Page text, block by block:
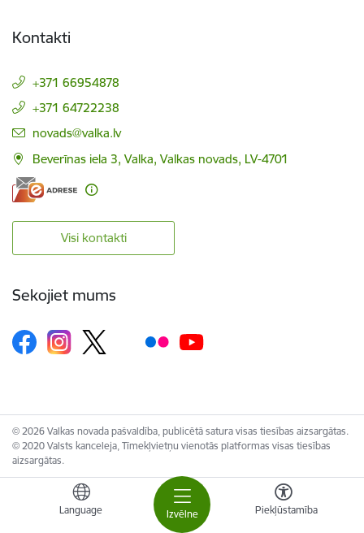
Izvēlne
Language Piekļūstamība
Kontakti
+371 66954878
+371 64722238
E-pasts:
novads@valka.lv
Beverīnas iela 3, Valka, Valkas novads, LV-4701
Visi kontakti
Sekojiet mums
© 2026 Valkas novada pašvaldība, publicētā satura visas tiesības aizsargātas.
© 2020 Valsts kanceleja, Tīmekļvietņu vienotās platformas visas tiesības
aizsargātas.